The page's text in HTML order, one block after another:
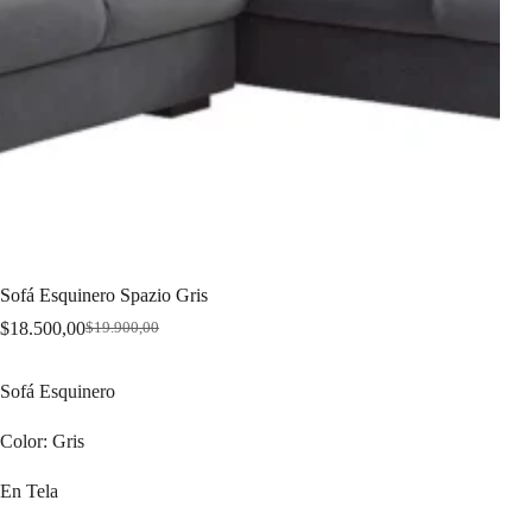
Sofá Esquinero Spazio Gris
$19.900,00
Original
$19.900,00.
$18.500,00Current
$18.500,00.
Sofá Esquinero
Color: Gris
En Tela